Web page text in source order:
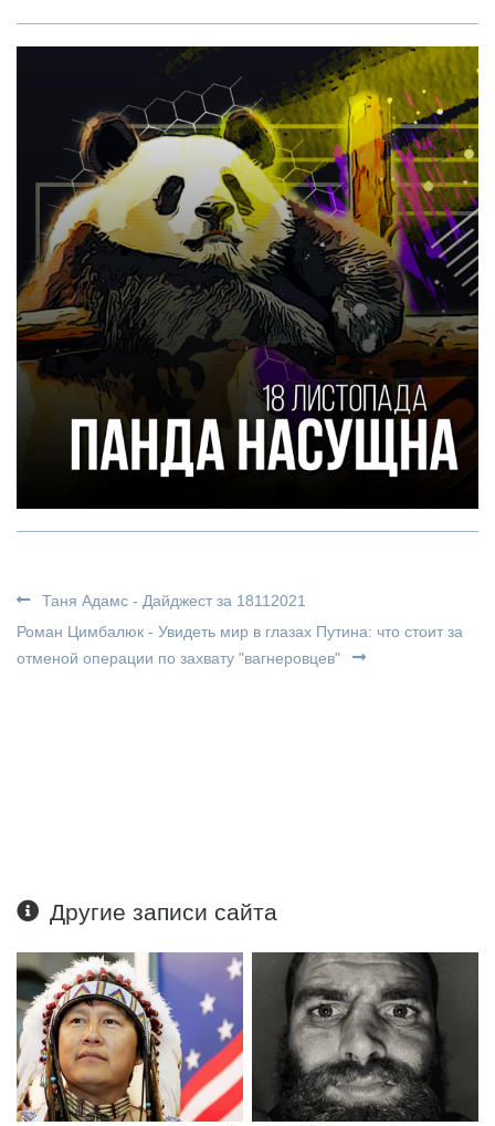
Таня Адамс - Дайджест за 18112021
Роман Цимбалюк - Увидеть мир в глазах Путина: что стоит за
отменой операции по захвату "вагнеровцев"
Другие записи сайта